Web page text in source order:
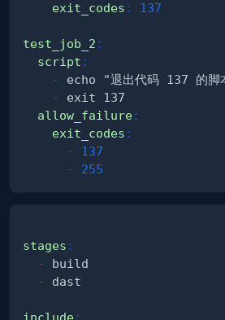
exit_codes : 137
test_job_2 :
script :
-
-
allow_failure:
exit_codes :
-
137
-
255
stages :
-
-